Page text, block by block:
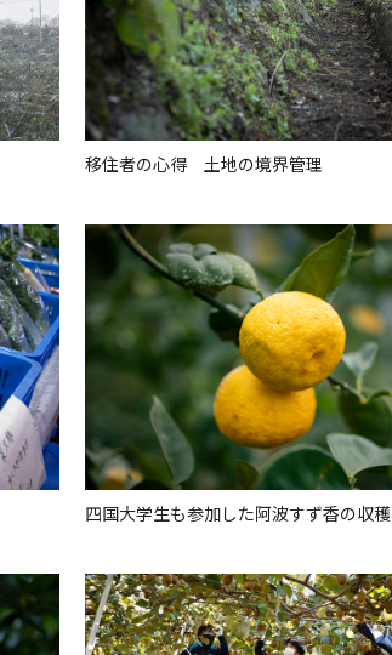
移住者の心得 土地の境界管理
四国大学生も参加した阿波すず香の収穫